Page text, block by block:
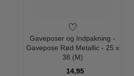
Gaveposer og Indpakning -
Gavepose Rød Metallic - 25 x
38 (M)
14,95